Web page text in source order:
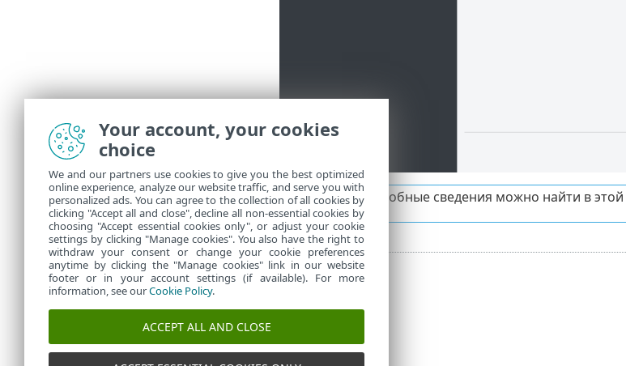
Более подробные сведения можно найти в этой
Your account, your cookies
choice
We and our partners use cookies to give you the best optimized
online experience, analyze our website traffic, and serve you with
personalized ads. You can agree to the collection of all cookies by
clicking "Accept all and close", decline all non-essential cookies by
choosing "Accept essential cookies only", or adjust your cookie
settings by clicking "Manage cookies". You also have the right to
withdraw your consent or change your cookie preferences
anytime by clicking the "Manage cookies" link in our website
footer or in your account settings (if available). For more
information, see ourCookie Policy.
ACCEPT ALL AND CLOSE